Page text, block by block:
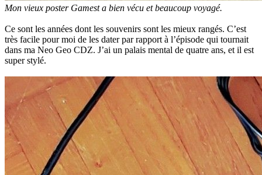
Mon vieux poster Gamest a bien vécu et beaucoup voyagé.
Ce sont les années dont les souvenirs sont les mieux rangés. C’est
très facile pour moi de les dater par rapport à l’épisode qui tournait
dans ma Neo Geo CDZ. J’ai un palais mental de quatre ans, et il est
super stylé.